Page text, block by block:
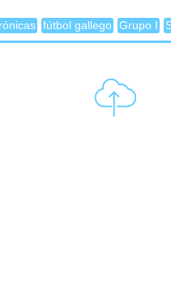
fútbol gallego Grupo I